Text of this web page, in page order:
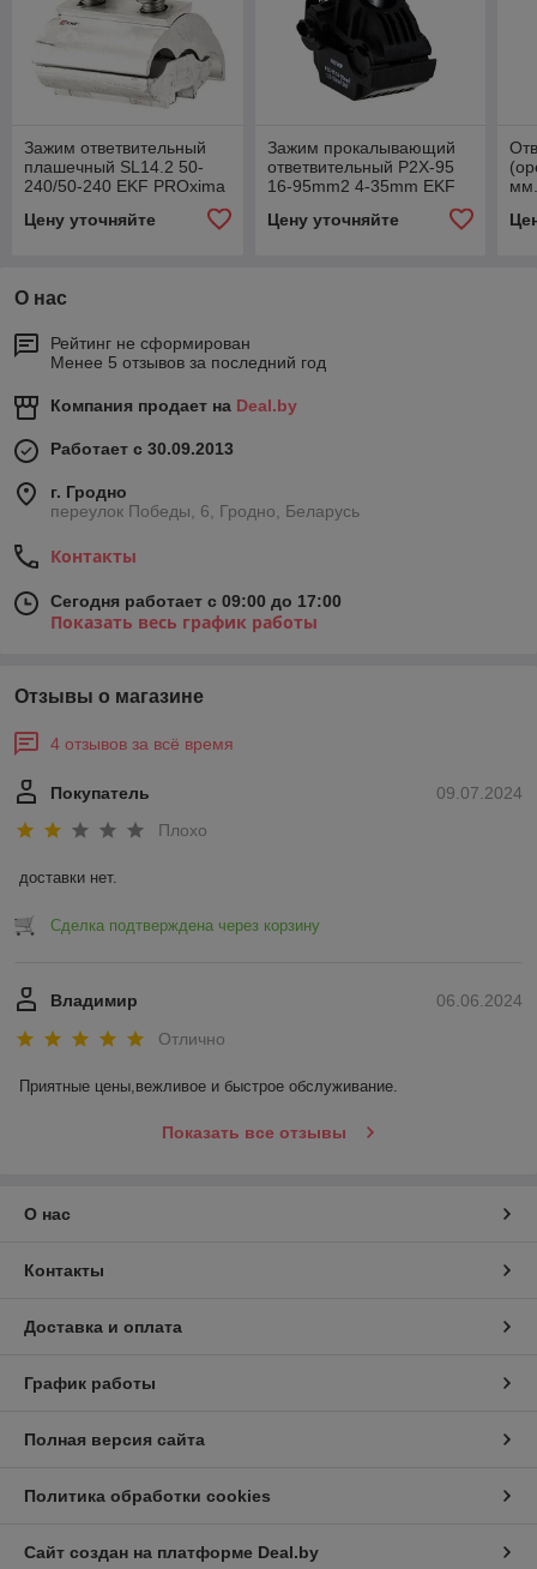
Зажим ответвительный
плашечный SL14.2 50-
240/50-240 EKF PROxima
Цену уточняйте
Зажим прокалывающий
ответвительный P2X-95
16-95mm2 4-35mm EKF
Цену уточняйте
О нас
Рейтинг не сформирован
Менее 5 отзывов за последний год
Компания продает на Deal.by
Работает с 30.09.2013
г. Гродно
переулок Победы, 6, Гродно, Беларусь
Контакты
Сегодня работает с 09:00 до 17:00
Показать весь график работы
Отзывы о магазине
4 отзывов за всё время
09.07.2024
Покупатель
Плохо
доставки нет.
Сделка подтверждена через корзину
06.06.2024
Владимир
Отлично
Приятные цены,вежливое и быстрое обслуживание.
Показать все отзывы
О нас
Контакты
Доставка и оплата
График работы
Полная версия сайта
Политика обработки cookies
Сайт создан на платформе Deal.by